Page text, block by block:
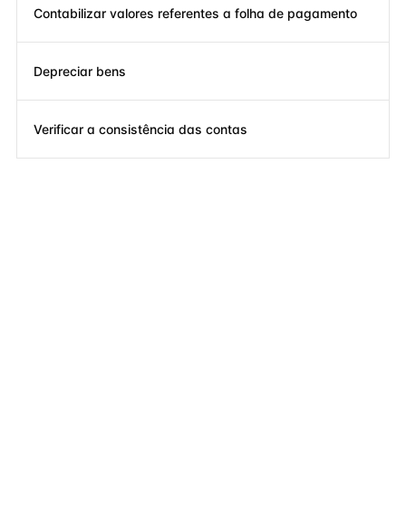
Contabilizar valores referentes a folha de pagamento
Depreciar bens
Verificar a consistência das contas